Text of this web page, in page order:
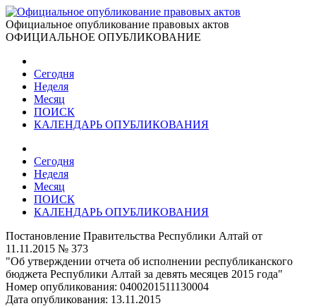
Официальное опубликование правовых актов
ОФИЦИАЛЬНОЕ ОПУБЛИКОВАНИЕ
Сегодня
Неделя
Месяц
ПОИСК
КАЛЕНДАРЬ ОПУБЛИКОВАНИЯ
Сегодня
Неделя
Месяц
ПОИСК
КАЛЕНДАРЬ ОПУБЛИКОВАНИЯ
Постановление Правительства Республики Алтай от
11.11.2015 № 373
"Об утверждении отчета об исполнении республиканского
бюджета Республики Алтай за девять месяцев 2015 года"
Номер опубликования: 0400201511130004
Дата опубликования: 13.11.2015